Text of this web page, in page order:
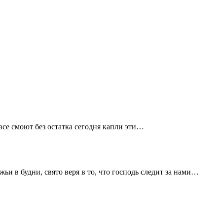
смоют без остатка сегодня капли эти…
в будни, свято веря в то, что господь следит за нами…